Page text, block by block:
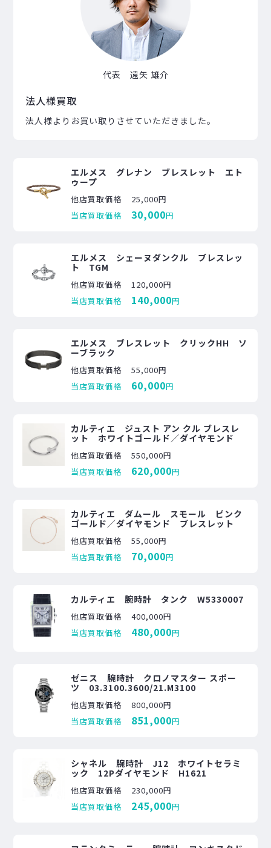
代表 遠矢 雄介
法人様買取
法人様よりお買い取りさせていただきました。
エルメス グレナン ブレスレット エト
ゥープ
他店買取価格
25,000円
当店買取価格
30,000円
エルメス シェーヌダンクル ブレスレッ
ト TGM
他店買取価格
120,000円
当店買取価格
140,000円
エルメス ブレスレット クリックHH ソ
ーブラック
他店買取価格
55,000円
当店買取価格
60,000円
カルティエ ジュスト アン クル ブレスレ
ット ホワイトゴールド／ダイヤモンド
他店買取価格
550,000円
当店買取価格
620,000円
カルティエ ダムール スモール ピンク
ゴールド／ダイヤモンド ブレスレット
他店買取価格
55,000円
当店買取価格
70,000円
カルティエ 腕時計 タンク W5330007
他店買取価格
400,000円
当店買取価格
480,000円
ゼニス 腕時計 クロノマスター スポー
ツ 03.3100.3600/21.M3100
他店買取価格
800,000円
当店買取価格
851,000円
シャネル 腕時計 J12 ホワイトセラミ
ック 12Pダイヤモンド H1621
他店買取価格
230,000円
当店買取価格
245,000円